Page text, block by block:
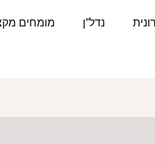
נדל"ן מומחים